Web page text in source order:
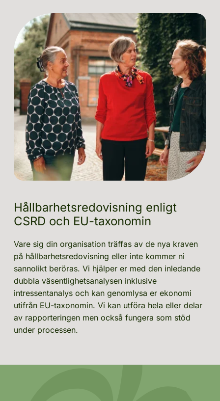
Hållbarhetsredovisning enligt
CSRD och EU-taxonomin
Vare sig din organisation träffas av de nya kraven
på hållbarhetsredovisning eller inte kommer ni
sannolikt beröras. Vi hjälper er med den inledande
dubbla väsentlighetsanalysen inklusive
intressentanalys och kan genomlysa er ekonomi
utifrån EU-taxonomin. Vi kan utföra hela eller delar
av rapporteringen men också fungera som stöd
under processen.